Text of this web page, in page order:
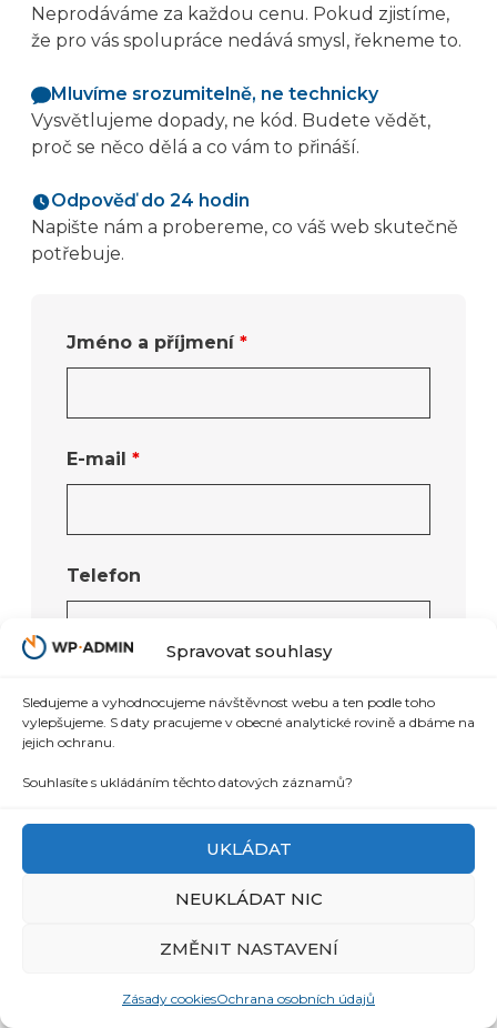
Spravovat souhlasy
Sledujeme a vyhodnocujeme návštěvnost webu a ten podle toho
vylepšujeme. S daty pracujeme v obecné analytické rovině a dbáme na
jejich ochranu.
Souhlasíte s ukládáním těchto datových záznamů?
UKLÁDAT
NEUKLÁDAT NIC
ZMĚNIT NASTAVENÍ
Zásady cookiesOchrana osobních údajů
Neprodáváme za každou cenu. Pokud zjistíme,
že pro vás spolupráce nedává smysl, řekneme to.
Mluvíme srozumitelně, ne technicky
Vysvětlujeme dopady, ne kód. Budete vědět,
proč se něco dělá a co vám to přináší.
Odpověď do 24 hodin
Napište nám a probereme, co váš web skutečně
potřebuje.
Jméno a příjmení *
E-mail *
Telefon
IČ firmy (s.r.o., a.s. apod.)
osobních údajů*